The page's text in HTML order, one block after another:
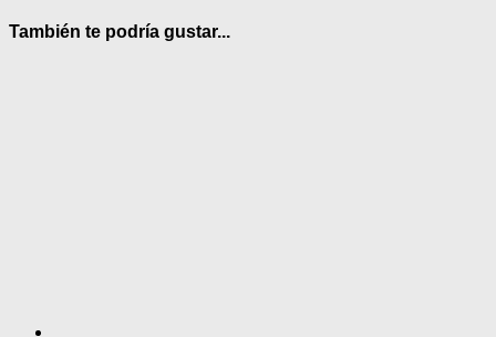
También te podría gustar...